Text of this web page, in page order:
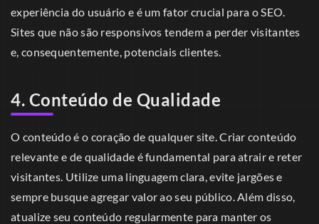
experiência do usuário e é um fator crucial para o SEO.
Sites que não são responsivos tendem a perder visitantes
e, consequentemente, potenciais clientes.
4. Conteúdo de Qualidade
O conteúdo é o coração de qualquer site. Criar conteúdo
relevante e de qualidade é fundamental para atrair e reter
visitantes. Utilize uma linguagem clara, evite jargões e
sempre busque agregar valor ao seu público. Além disso,
atualize seu conteúdo regularmente para manter os